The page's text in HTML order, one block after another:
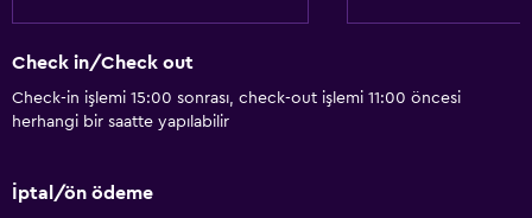
Check in/Check out
Check-in işlemi 15:00 sonrası, check-out işlemi 11:00 öncesi
herhangi bir saatte yapılabilir
İptal/ön ödeme